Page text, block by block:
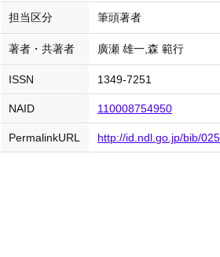
担当区分 筆頭著者
著者・共著者 廣瀬 雄一,森 範行
ISSN 1349-7251
NAID 110008754950
PermalinkURL http://id.ndl.go.jp/bib/